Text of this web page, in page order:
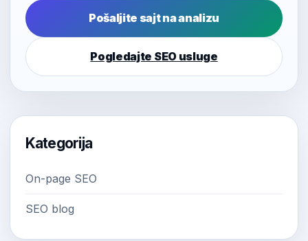
Pošaljite sajt na analizu
Pogledajte SEO usluge
Kategorija
On-page SEO
SEO blog